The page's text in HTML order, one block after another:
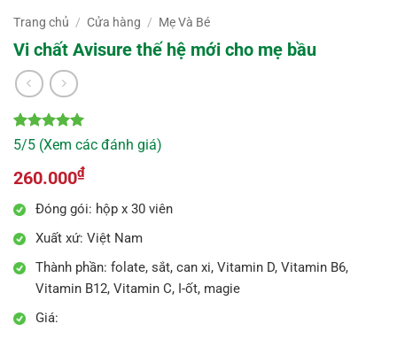
Trang chủ / Cửa hàng / Mẹ Và Bé
Vi chất Avisure thế hệ mới cho mẹ bầu
5trên 5
dựa trên
10
đánh giá
5/5 (Xem các đánh giá)
260.000₫
Đóng gói: hộp x 30 viên
Xuất xứ: Việt Nam
Thành phần: folate, sắt, can xi, Vitamin D, Vitamin B6,
Vitamin B12, Vitamin C, I-ốt, magie
Giá: